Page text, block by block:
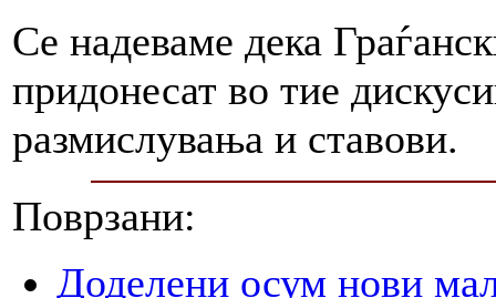
Се надеваме дека
придонесат во тие
размислувања и ставови.
Поврзани:
Доделени осум нови